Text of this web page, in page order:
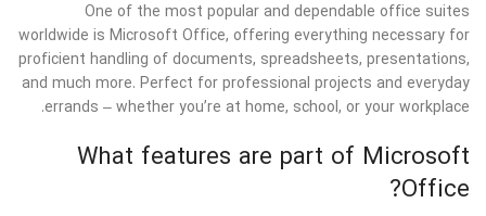
One of the most popular and dependable office suites
worldwide is Microsoft Office, offering everything necessary for
proficient handling of documents, spreadsheets, presentations,
and much more. Perfect for professional projects and everyday
errands – whether you’re at home, school, or your workplace.
What features are part of Microsoft
Office?